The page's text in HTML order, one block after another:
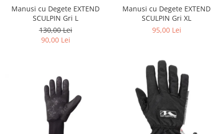
Manusi cu Degete EXTEND
SCULPIN Gri L
130,00 Lei
90,00 Lei
Manusi cu Degete EXTEND
SCULPIN Gri XL
95,00 Lei